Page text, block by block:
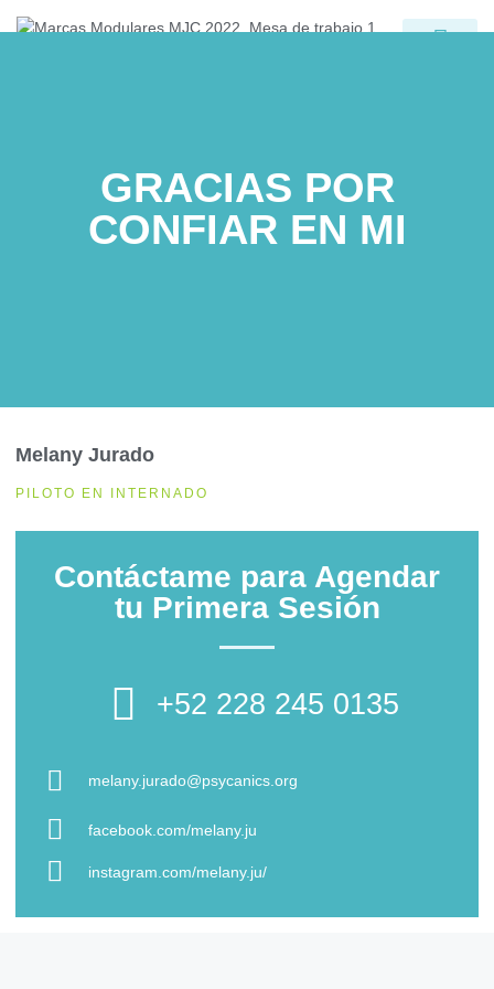
GRACIAS POR
CONFIAR EN MI
Melany Jurado
PILOTO EN INTERNADO
Contáctame para Agendar
tu Primera Sesión
+52 228 245 0135
melany.jurado@psycanics.org
facebook.com/melany.ju
instagram.com/melany.ju/